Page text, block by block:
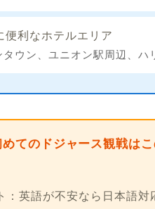
便利なホテルエリア
タウン、ユニオン駅周辺、
てのドジャース観戦は
： 英語が不安なら日本語対